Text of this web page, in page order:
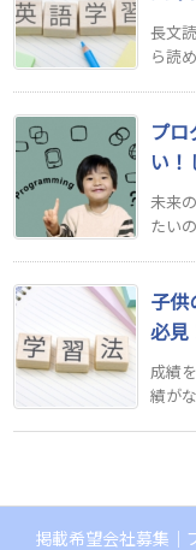
長文
ら読
プ
い！
未来
たい
子供
必見
成績
績が
掲載希望会社募集